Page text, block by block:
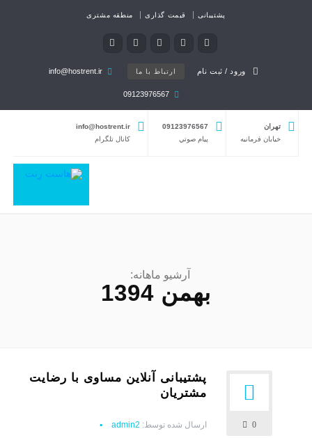
پشتیبانی قیمت گذاری منطقه مشتری
ورود / ثبت نام ارتباط با ما info@hostrent.ir
09123976567
تهران
خیابان فرمانيه
09123976567
پيام صوتي
info@hostrent.ir
كانال تلگرام
آرشیو ماهانه:
بهمن 1394
0
پشتیبانی آنلاین مساوی با رضایت
مشتریان
ارسال شده توسط: admin2